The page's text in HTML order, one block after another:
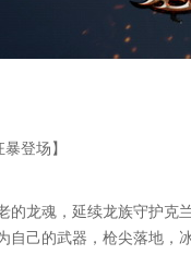
登场】
的龙魂，延续龙族守护克
自己的武器，枪尖落地，